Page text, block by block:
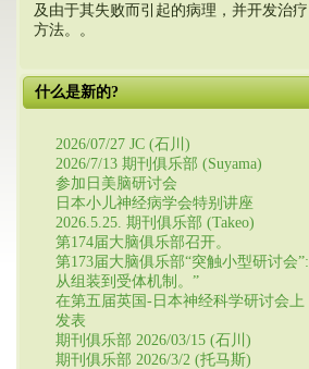
及由于其失败而引起的病理，并开发治疗
方法。。
什么是新的?
2026/07/27 JC (石川)
2026/7/13 期刊俱乐部 (Suyama)
参加日美脑研讨会
日本小儿神经病学会特别讲座
2026.5.25. 期刊俱乐部 (Takeo)
第174届大脑俱乐部召开。
第173届大脑俱乐部“突触小型研讨会”:
从组装到受体机制。”
在第五届英国-日本神经科学研讨会上
发表
期刊俱乐部 2026/03/15 (石川)
期刊俱乐部 2026/3/2 (托马斯)